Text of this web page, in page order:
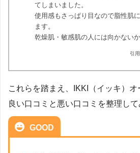
てしまいました。
使用感もさっぱり目なので脂性肌
ます。
乾燥肌・敏感肌の人には向かない
引
これらを踏まえ、IKKI（イッキ）
良い口コミと悪い口コミを整理して
GOOD